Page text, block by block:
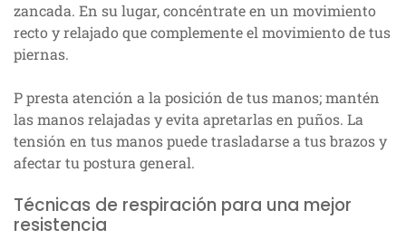
zancada. En su lugar, concéntrate en un movimiento
recto y relajado que complemente el movimiento de tus
piernas.
P presta atención a la posición de tus manos; mantén
las manos relajadas y evita apretarlas en puños. La
tensión en tus manos puede trasladarse a tus brazos y
afectar tu postura general.
Técnicas de respiración para una mejor
resistencia